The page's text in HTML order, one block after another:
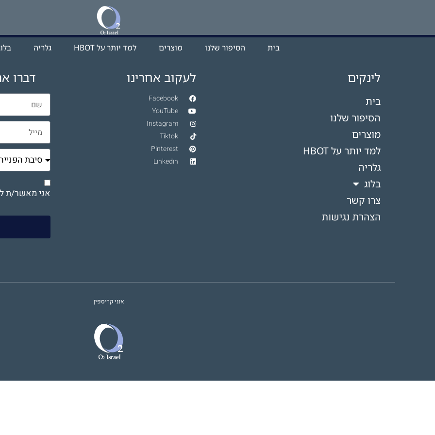
בית הסיפור שלנו מוצרים למד יותר על HBOT​ גלריה
לינקים
בית
הסיפור שלנו
מוצרים
למד יותר על HBOT​
גלריה
בלוג
צרו קשר
הצהרת נגישות
לעקוב אחרינו
Facebook
YouTube
Instagram
Tiktok
Pinterest
Linkedin
דברו
אני מאשר/ת
אנני קריספין